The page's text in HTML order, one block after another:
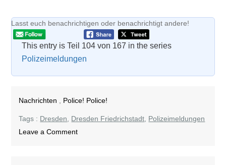
Lasst euch benachrichtigen oder benachrichtigt andere!
This entry is Teil 104 von 167 in the series
Polizeimeldungen
Nachrichten , Police! Police!
Tags : Dresden, Dresden Friedrichstadt, Polizeimeldungen
Leave a Commenton